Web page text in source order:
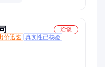
洽谈
价迅速
真实性已核验